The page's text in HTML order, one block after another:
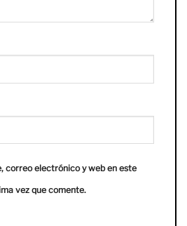
correo electrónico y web en este
vez que comente.